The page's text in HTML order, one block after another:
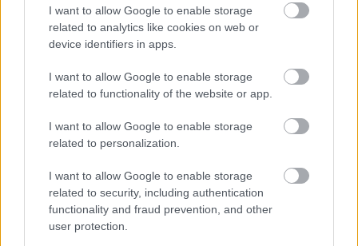
I want to allow Google to enable storage
related to analytics like cookies on web or
device identifiers in apps.
I want to allow Google to enable storage
related to functionality of the website or app.
I want to allow Google to enable storage
related to personalization.
I want to allow Google to enable storage
related to security, including authentication
functionality and fraud prevention, and other
user protection.
Διαβάστε επίσης